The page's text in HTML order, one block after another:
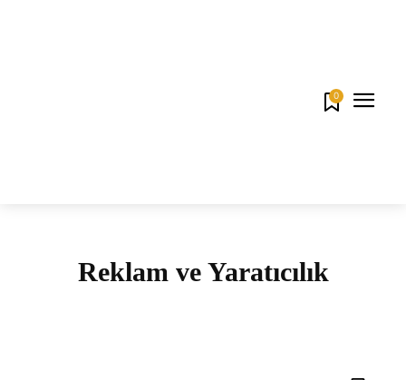
0
Reklam ve Yaratıcılık